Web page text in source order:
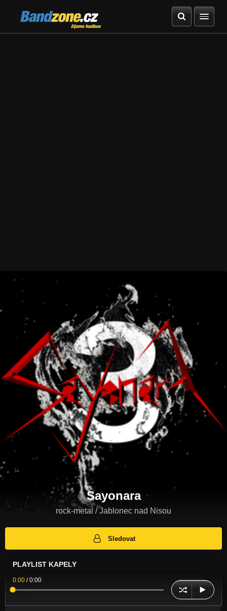
Bandzone.cz
žijeme hudbou
Sayonara
rock-metal / Jablonec nad Nisou
Sledovat
PLAYLIST KAPELY
0:00 /0:00